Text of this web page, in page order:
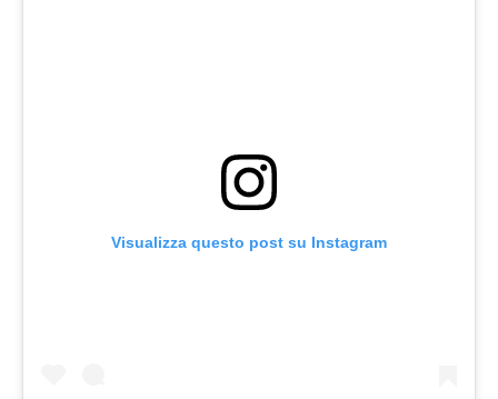
Visualizza questo post su Instagram